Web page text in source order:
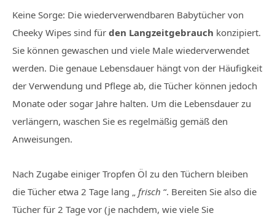
Keine Sorge: Die wiederverwendbaren Babytücher von
Cheeky Wipes sind für den Langzeitgebrauch konzipiert.
Sie können gewaschen und viele Male wiederverwendet
werden. Die genaue Lebensdauer hängt von der Häufigkeit
der Verwendung und Pflege ab, die Tücher können jedoch
Monate oder sogar Jahre halten. Um die Lebensdauer zu
verlängern, waschen Sie es regelmäßig gemäß den
Anweisungen.
Nach Zugabe einiger Tropfen Öl zu den Tüchern bleiben
die Tücher etwa 2 Tage lang „ frisch “. Bereiten Sie also die
Tücher für 2 Tage vor (je nachdem, wie viele Sie